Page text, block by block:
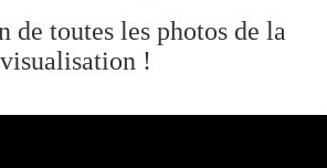
toutes les photos de la
!